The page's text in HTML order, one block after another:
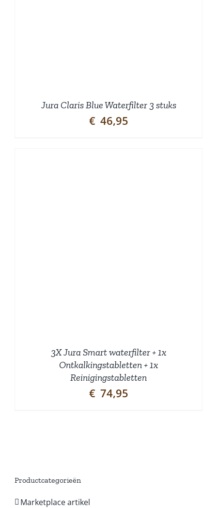
Jura Claris Blue Waterfilter 3 stuks
€ 46,95
3X Jura Smart waterfilter + 1x
Ontkalkingstabletten + 1x
Reinigingstabletten
€ 74,95
Productcategorieën
Marketplace artikel